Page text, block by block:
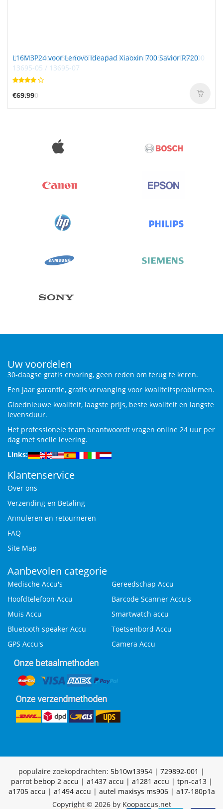
L16M3P24 voor Lenovo Ideapad Xiaoxin 700 Savior R720
€69.99
Uw voordelen
30-daagse gratis ervaring, geen reden om terug te keren.
Een jaar garantie, gratis vervanging voor kwaliteitsproblemen.
Gloednieuwe kwaliteit, laagste prijs, beste kwaliteit en langste
levensduur.
Het professionele team beantwoordt vragen online 24 uur per
dag met snelle levering.
Links:
Klantenservice
Over ons
Verzending en Betaling
Annuleren en retourneren
FAQ
Site Map
Aanbevolen categorie
Medische Accu's
Gereedschap Accu
Hoofdtelefoon Accu
Barcode Scanner Accu's
Muis Accu
Smartwatch accu
Bluetooth speaker Accu
Toetsenbord Accu
GPS Accu's
Camera Accu
populaire zoekopdrachten: 5b10w13954 | 729892-001 |
parrot bebop 2 accu | a1437 accu | a1281 accu | tpn-ca13|
a1705 accu | a1494 accu | autel maxisys ms906| a17-180p1a
Copyright © 2026 by Koopaccus.net